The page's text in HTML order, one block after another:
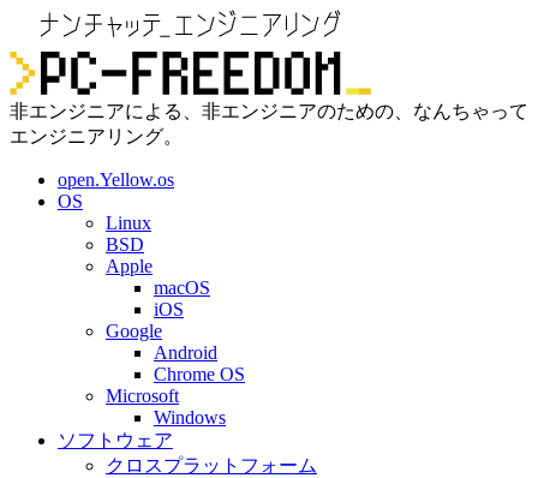
非エンジニアによる、非エンジニアのための、なんちゃって
エンジニアリング。
open.Yellow.os
OS
Linux
BSD
Apple
macOS
iOS
Google
Android
Chrome OS
Microsoft
Windows
ソフトウェア
クロスプラットフォーム